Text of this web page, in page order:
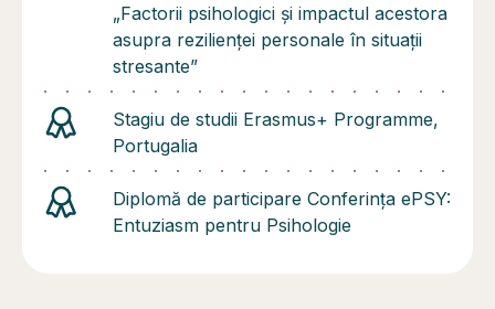
„Factorii psihologici și impactul acestora
asupra rezilienței personale în situații
stresante”
Stagiu de studii Erasmus+ Programme,
Portugalia
Diplomă de participare Conferința ePSY:
Entuziasm pentru Psihologie